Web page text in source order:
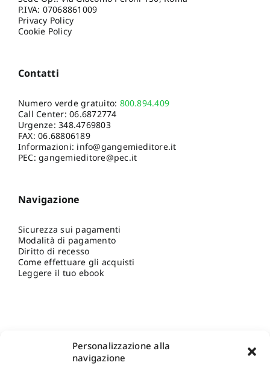
Personalizzazione alla
navigazione
P.IVA: 07068861009
Privacy Policy
Cookie Policy
Contatti
Numero verde gratuito: 800.894.409
Call Center:06.6872774
Urgenze:348.4769803
FAX: 06.68806189
Informazioni: info@gangemieditore.it
PEC: gangemieditore@pec.it
Navigazione
Sicurezza sui pagamenti
Modalità di pagamento
Diritto di recesso
Come effettuare gli acquisti
Leggere il tuo ebook